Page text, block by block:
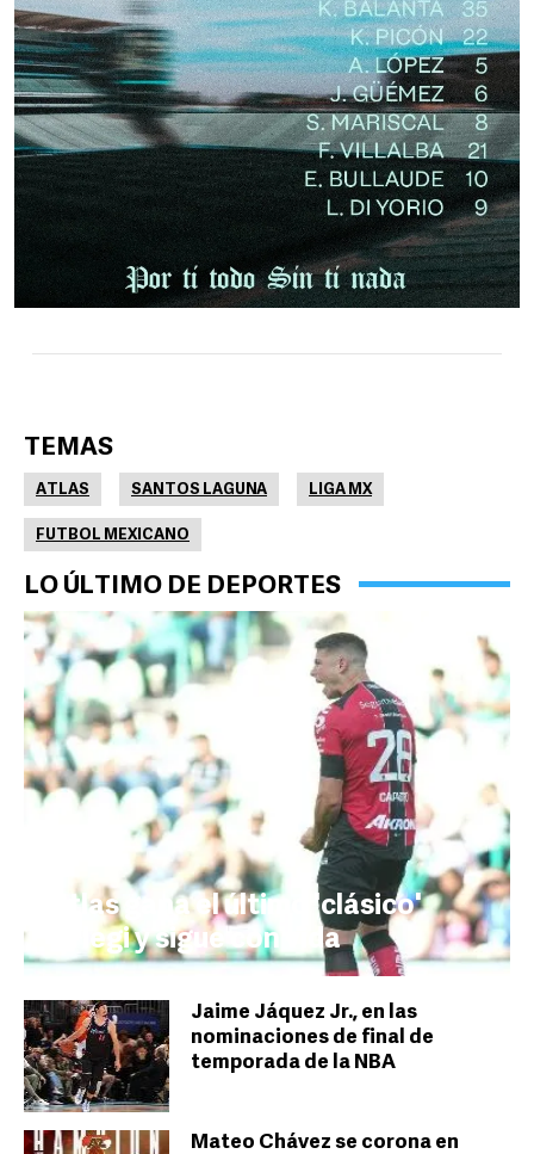
TEMAS
ATLAS SANTOS LAGUNA LIGA MX
FUTBOL MEXICANO
LO ÚLTIMO DE DEPORTES
Atlas gana el último 'clásico'
Orlegi y sigue con vida
Jaime Jáquez Jr., en las
nominaciones de final de
temporada de la NBA
Mateo Chávez se corona en